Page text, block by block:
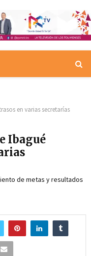
en varias secretarías
Ibagué
de metas y resultados